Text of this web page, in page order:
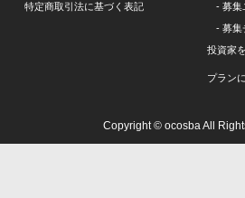
特定商取引法に基づく表記
- 募集
- 募集
投資家
プラン
Copyright © ocosba All